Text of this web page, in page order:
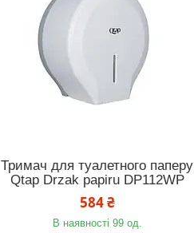
Тримач для туалетного паперу
Qtap Drzak papiru DP112WP
584 ₴
В наявності 99 од.